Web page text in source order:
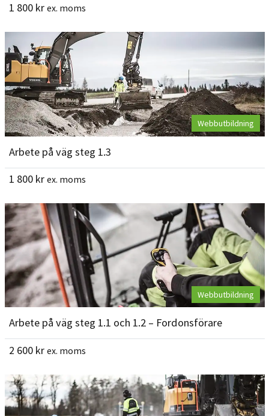
1 800 kr ex. moms
Webbutbildning
Arbete på väg steg 1.3
1 800 kr ex. moms
Webbutbildning
Arbete på väg steg 1.1 och 1.2 – Fordonsförare
2 600 kr ex. moms